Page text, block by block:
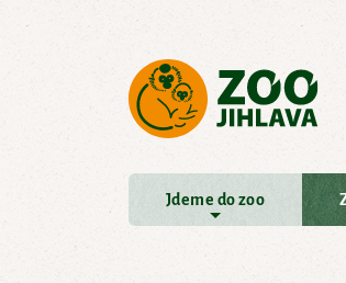
Jdeme do zoo